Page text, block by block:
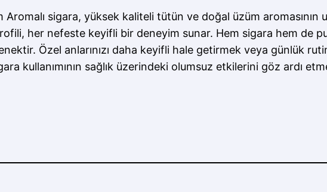
sigara, yüksek kaliteli tütün ve doğal üzüm
her nefeste keyifli bir deneyim sunar. Hem sigara hem de
Özel anlarınızı daha keyifli hale getirmek veya günlük
kullanımının sağlık üzerindeki olumsuz etkilerini göz ardı